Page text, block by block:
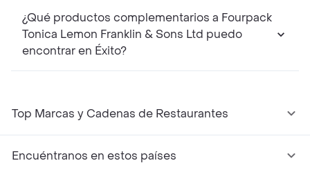
¿Qué productos complementarios a Fourpack
Tonica Lemon Franklin & Sons Ltd puedo
encontrar en Éxito?
Top Marcas y Cadenas de Restaurantes
Encuéntranos en estos países